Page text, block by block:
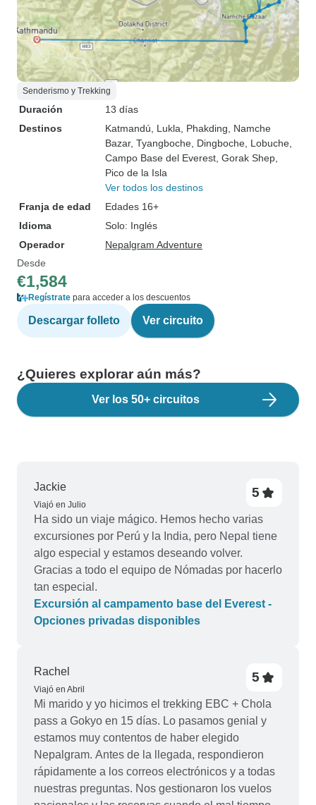
Senderismo y Trekking
Duración
13 días
Destinos
Katmandú , Lukla , Phakding , Namche
Bazar, Tyangboche , Dingboche , Lobuche
Campo Base del Everest , Gorak Shep
Pico de la Isla
Ver todos los destinos
Franja de edad
Edades 16+
Idioma
Solo: Inglés
Operador
Nepalgram Adventure
Desde
€1,584
Regístrate para acceder a los descuentos
Descargar folleto Ver circuito
¿Quieres explorar aún más?
Ver los 50+ circuitos
Jackie
Viajó en Julio
5
Ha sido un viaje mágico. Hemos hecho varias
excursiones por Perú y la India, pero Nepal tiene
algo especial y estamos deseando volver.
Gracias a todo el equipo de Nómadas por hacerlo
tan especial.
Excursión al campamento base del Everest -
Opciones privadas disponibles
Rachel
Viajó en Abril
5
Mi marido y yo hicimos el trekking EBC + Chola
pass a Gokyo en 15 días. Lo pasamos genial y
estamos muy contentos de haber elegido
Nepalgram. Antes de la llegada, respondieron
rápidamente a los correos electrónicos y a todas
nuestras preguntas. Nos gestionaron los vuelos